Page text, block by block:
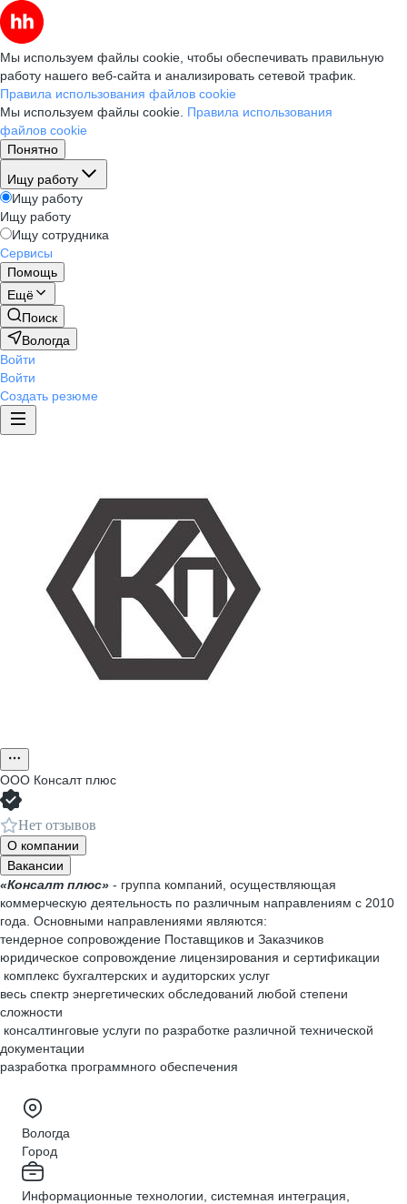
Мы используем файлы cookie, чтобы обеспечивать правильную
работу нашего веб-сайта и анализировать сетевой трафик.
Правила использования файлов cookie
Мы используем файлы cookie. Правила использования
файлов cookie
Понятно
Ищу работу
Ищу работу
Ищу работу
Ищу сотрудника
Сервисы
Помощь
Ещё
Поиск
Вологда
Войти
Войти
Создать резюме
ООО Консалт плюс
Нет отзывов
О компании
Вакансии
«Консалт плюс» - группа компаний, осуществляющая
коммерческую деятельность по различным направлениям с 2010
года. Основными направлениями являются:
тендерное сопровождение Поставщиков и Заказчиков
юридическое сопровождение лицензирования и сертификации
комплекс бухгалтерских и аудиторских услуг
весь спектр энергетических обследований любой степени
сложности
консалтинговые услуги по разработке различной технической
документации
разработка программного обеспечения
Вологда
Город
Информационные технологии, системная интеграция,